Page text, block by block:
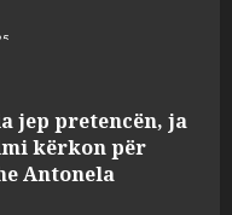
jep pretencën, ja
kërkon për
Antonela